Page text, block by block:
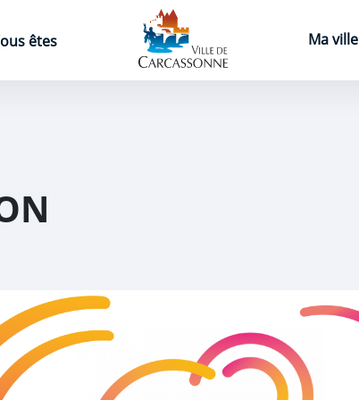
êtes
Page d'accueil
Ma ville